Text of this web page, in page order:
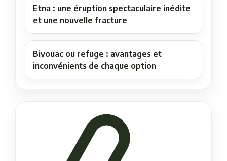
Etna : une éruption spectaculaire inédite
et une nouvelle fracture
Bivouac ou refuge : avantages et
inconvénients de chaque option